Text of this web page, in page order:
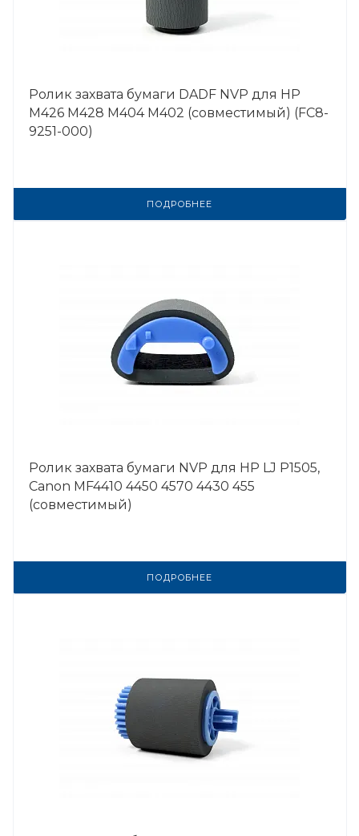
Ролик захвата бумаги DADF NVP для HP
M426 M428 M404 M402 (совместимый) (FC8-
9251-000)
ПОДРОБНЕЕ
Ролик захвата бумаги NVP для HP LJ P1505,
Canon MF4410 4450 4570 4430 455
(совместимый)
ПОДРОБНЕЕ